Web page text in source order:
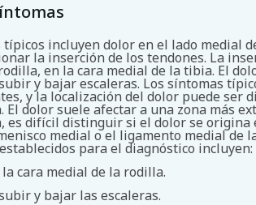
típicos incluyen dolor en el lado medial
la inserción de los tendones. La
en la cara medial de la tibia. El
y bajar escaleras. Los síntomas
y la localización del dolor puede ser
El dolor suele afectar a una zona más
es difícil distinguir si el dolor se origina
medial o el ligamento medial de
para el diagnóstico incluyen:
cara medial de la rodilla.
y bajar las escaleras.